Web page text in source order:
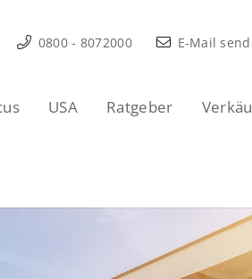
0800 - 8072000 E-Mail
USA Ratgeber